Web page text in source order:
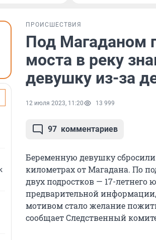
ПРОИСШЕСТВИЯ
Под Магаданом
моста в реку
девушку из-за
12 июля 2023, 11:20 13 999
97 комментариев
Беременную девушку сбросили
километрах от Магадана. По
двух подростков — 17-
предварительной
мотивом стало желание
сообщает Следственный